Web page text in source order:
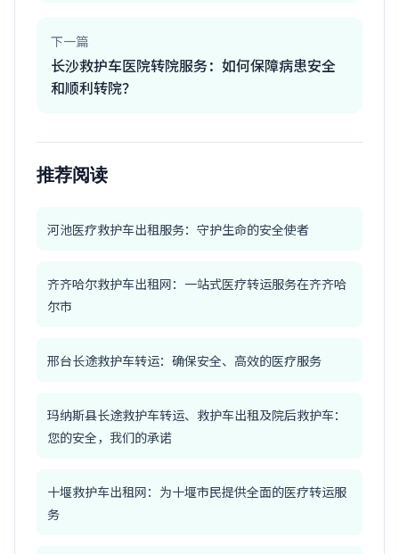
下一篇
长沙救护车医院转院服务：如何保障病患安全
和顺利转院？
推荐阅读
河池医疗救护车出租服务：守护生命的安全使者
齐齐哈尔救护车出租网：一站式医疗转运服务在齐齐哈
尔市
邢台长途救护车转运：确保安全、高效的医疗服务
玛纳斯县长途救护车转运、救护车出租及院后救护车：
您的安全，我们的承诺
十堰救护车出租网：为十堰市民提供全面的医疗转运服
务